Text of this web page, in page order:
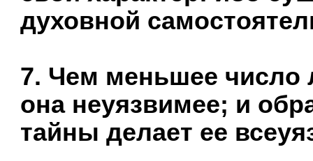
духовной
7. Чем меньшее число
она неуязвимее; и
тайны делает ее